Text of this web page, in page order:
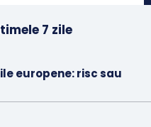
7 zile
europene: risc sau